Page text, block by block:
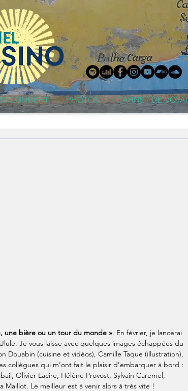
CONCERT PHOTOS CARNET DE
une bière ou un tour du monde ». En février, je lancerai
Je vous laisse avec quelques images échappées du
Douabin (cuisine et vidéos), Camille Taque (illustration),
collègues qui m’ont fait le plaisir d’embarquer à bord :
Olivier Lacire, Hélène Provost, Sylvain Caremel,
Maillot. Le meilleur est à venir alors à très vite !